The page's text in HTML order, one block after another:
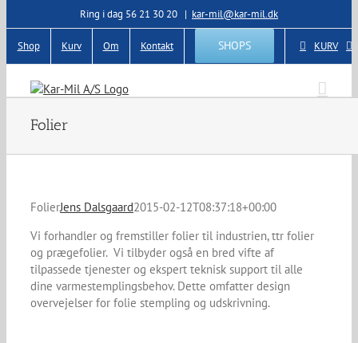
to
content
Ring i dag 56 21 30 20 | kar-mil@kar-mil.dk
Shop Kurv Om Kontakt SHOPS KURV
Folier
FolierJens Dalsgaard2015-02-12T08:37:18+00:00
Vi forhandler og fremstiller folier til industrien, ttr folier
og prægefolier. Vi tilbyder også en bred vifte af
tilpassede tjenester og ekspert teknisk support til alle
dine varmestemplingsbehov. Dette omfatter design
overvejelser for folie stempling og udskrivning.